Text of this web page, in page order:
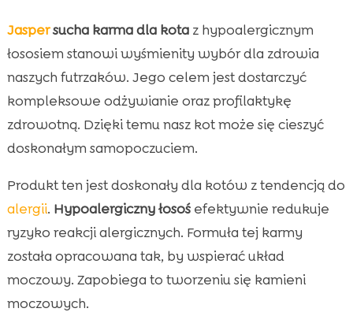
Jaspersucha karma dla kotaz hypoalergicznym
łososiem stanowi wyśmienity wybór dla zdrowia
naszych futrzaków. Jego celem jest dostarczyć
kompleksowe odżywianie oraz profilaktykę
zdrowotną. Dzięki temu nasz kot może się cieszyć
doskonałym samopoczuciem.
Produkt ten jest doskonały dla kotów z tendencją do
alergii. Hypoalergiczny łosośefektywnie redukuje
ryzyko reakcji alergicznych. Formuła tej karmy
została opracowana tak, by wspierać układ
moczowy. Zapobiega to tworzeniu się kamieni
moczowych.